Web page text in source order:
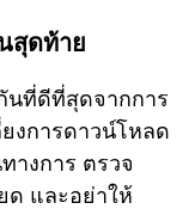
สุดท้าย
นที่ดีที่สุดจากการ
ยงการดาวน์โหลด
างการ ตรวจ
ด และอย่าให้